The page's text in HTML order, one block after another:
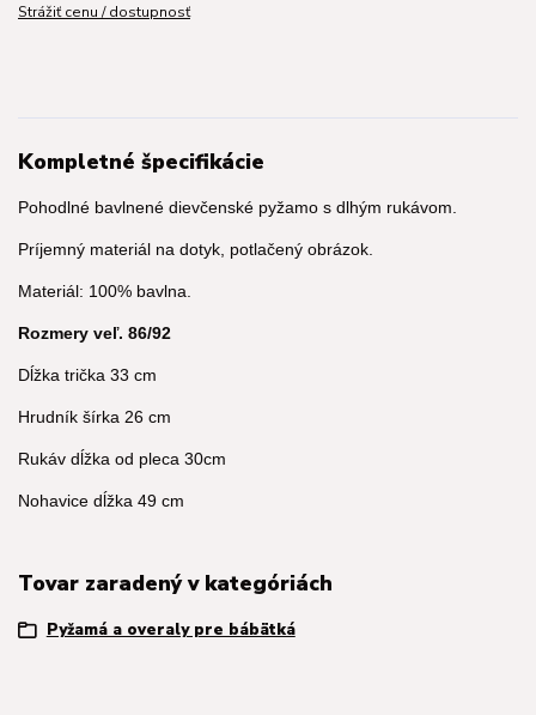
Strážiť cenu / dostupnosť
Kompletné špecifikácie
Pohodlné bavlnené dievčenské pyžamo s dlhým rukávom.
Príjemný materiál na dotyk, potlačený obrázok.
Materiál: 100% bavlna.
Rozmery veľ. 86/92
Dĺžka trička 33 cm
Hrudník šírka 26 cm
Rukáv dĺžka od pleca 30cm
Nohavice dĺžka 49 cm
Tovar zaradený v kategóriách
Pyžamá a overaly pre bábätká